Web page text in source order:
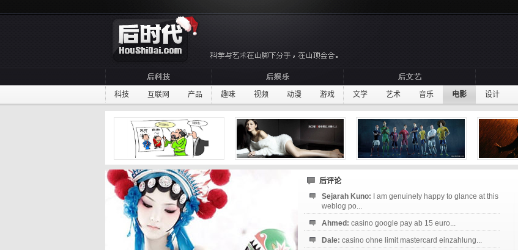
科技 互联网 产品 趣味 视频 动漫 游戏 文学 艺术 音乐 电影 设计
后评论
Sejarah Kuno:
I am genuinely happy to glance at this
weblog po...
Ahmed: casino google pay ab 15 euro...
Dale: casino ohne limit mastercard einzahlung...